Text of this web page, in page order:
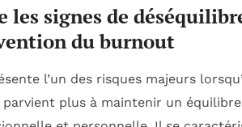
les signes de
du burnout
l’un des risques majeurs
plus à maintenir un